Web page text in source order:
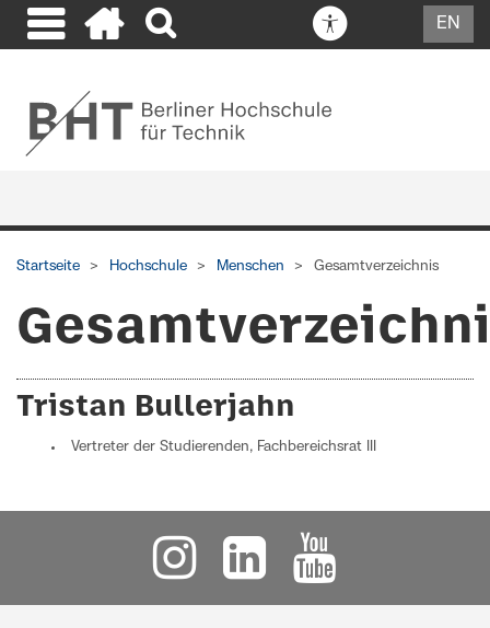
EN
Startseite Hochschule Menschen Gesamtverzeichnis
Tristan Bullerjahn
Vertreter der Studierenden, Fachbereichsrat III